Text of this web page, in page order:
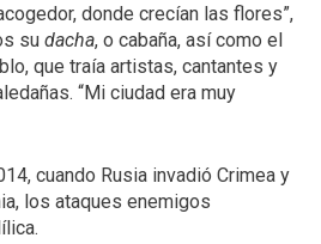
donde crecían las flores”,
su dacha, o cabaña, así como el
que traía artistas, cantantes y
“Mi ciudad era muy
cuando Rusia invadió Crimea y
los ataques enemigos